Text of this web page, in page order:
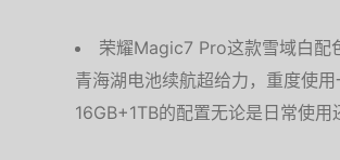
荣耀Magic7 Pro这款雪域白配
青海湖电池续航超给力，重度使
16GB+1TB的配置无论是日常使